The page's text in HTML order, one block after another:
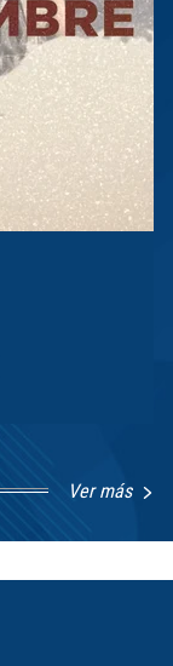
Ver más